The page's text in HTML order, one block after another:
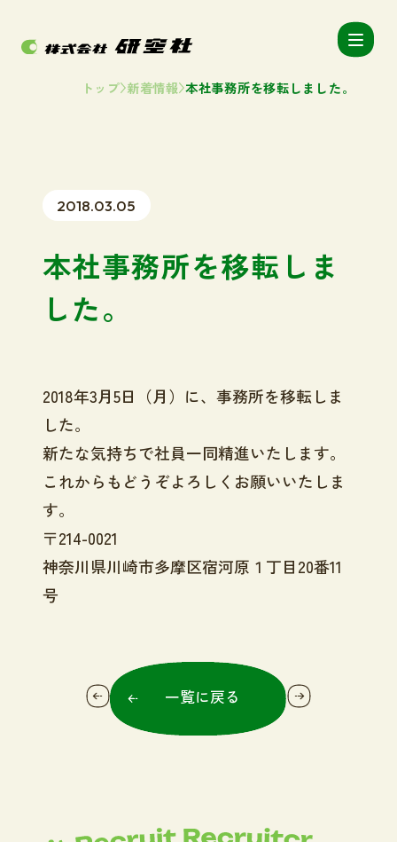
トップ 新着情報 本社事務所を移転しました。
2018.03.05
本社事務所を移転しま
した。
2018年3月5日（月）に、事務所を移転しま
した。
新たな気持ちで社員一同精進いたします。
これからもどうぞよろしくお願いいたしま
す。
〒214-0021
神奈川県川崎市多摩区宿河原１丁目20番11
号
一覧に戻る